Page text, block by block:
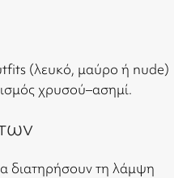
(λευκό, μαύρο ή nude)
χρυσού–ασημί.
διατηρήσουν τη λάμψη